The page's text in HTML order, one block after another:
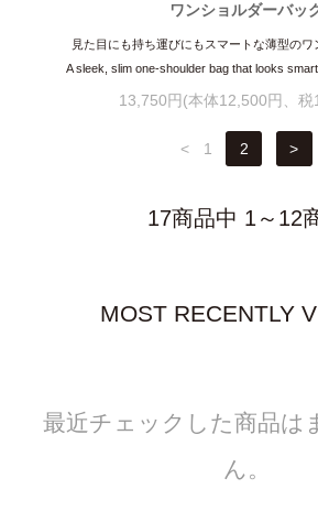
ワンショルダーバッ
見た目にも持ち運びにもスマートな薄型の
A sleek, slim one-shoulder bag that looks
13,750円(本体12,500円、税
< 1 2 >
17商品中 1～12
MOST RECENTLY
最近チェックした商品は
ん。